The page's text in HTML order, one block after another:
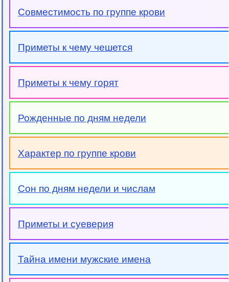
Совместимость по группе крови
Приметы к чему чешется
Приметы к чему горят
Рожденные по дням недели
Характер по группе крови
Сон по дням недели и числам
Приметы и суеверия
Тайна имени мужские имена